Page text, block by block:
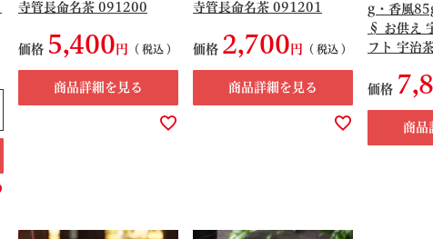
寺管長命名茶 091200
価格 5,400 税込
商品詳細を見る
寺管長命名茶 091201
価格 2,700 税込
商品詳細を見る
g・香風
§ お供え
フト 宇治
価格
商品